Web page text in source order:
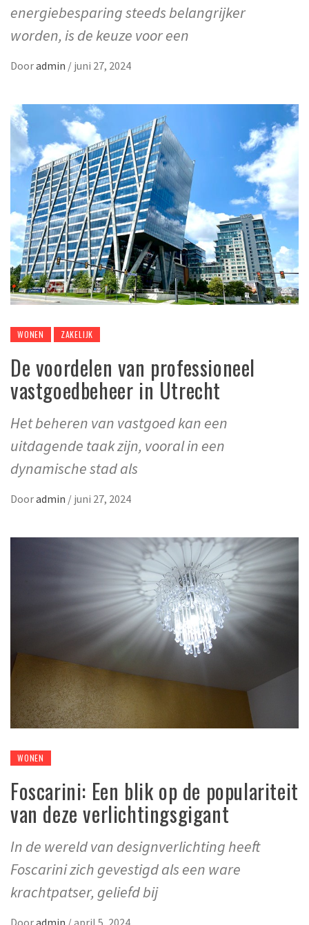
energiebesparing steeds belangrijker
worden, is de keuze voor een
Dooradmin / juni 27, 2024
WONEN ZAKELIJK
De voordelen van professioneel
vastgoedbeheer in Utrecht
Het beheren van vastgoed kan een
uitdagende taak zijn, vooral in een
dynamische stad als
Dooradmin / juni 27, 2024
WONEN
Foscarini: Een blik op de populariteit
van deze verlichtingsgigant
In de wereld van designverlichting heeft
Foscarini zich gevestigd als een ware
krachtpatser, geliefd bij
Dooradmin /april 5, 2024